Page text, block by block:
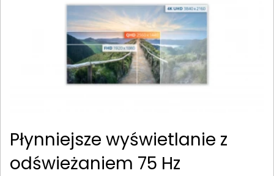
Płynniejsze wyświetlanie z
odświeżaniem 75 Hz